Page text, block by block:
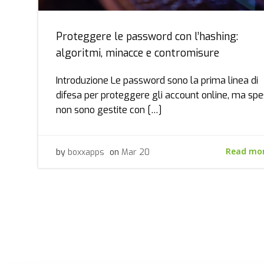
Proteggere le password con l’hashing:
algoritmi, minacce e contromisure
Introduzione Le password sono la prima linea di
difesa per proteggere gli account online, ma
non sono gestite con […]
by boxxapps on Mar 20 Read